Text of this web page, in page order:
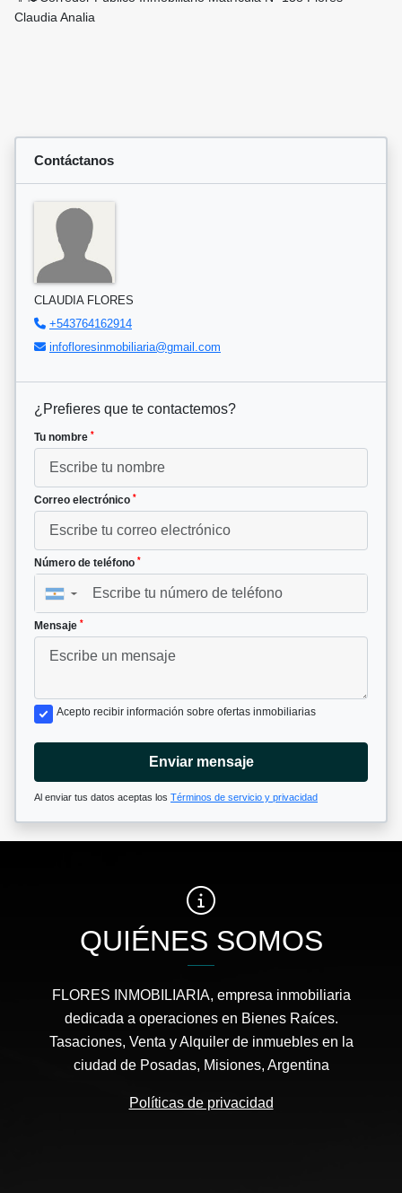
Claudia Analia
Contáctanos
CLAUDIA FLORES
+543764162914
infofloresinmobiliaria@gmail.com
¿Prefieres que te contactemos?
Tu nombre *
Correo electrónico *
Número de teléfono *
▼
Mensaje *
Acepto recibir información sobre ofertas inmobiliarias
Enviar mensaje
Al enviar tus datos aceptas los Términos de servicio y privacidad
QUIÉNES SOMOS
FLORES INMOBILIARIA, empresa inmobiliaria
dedicada a operaciones en Bienes Raíces.
Tasaciones, Venta y Alquiler de inmuebles en la
ciudad de Posadas, Misiones, Argentina
Políticas de privacidad